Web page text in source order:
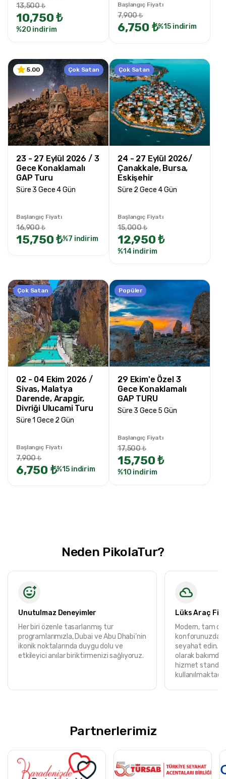
2 Gece 4 Gün
2 Gece 3 Gün
3 Gece 4 Gün
4 Gece 5 Gün
5 Gece 6 Gün
9 Gece 10 Gün
13,500 ₺
10,750 ₺
%20 indirim
Başlangıç Fiyatı
7,900 ₺
6,750 ₺%15 indirim
5.00 Çok Satan
23 - 27 Eylül 2026 / 3
Gece Konaklamalı
GAP Turu
Süre 3 Gece 4 Gün
Başlangıç Fiyatı
16,900 ₺
15,750 ₺%7 indirim
Çok Satan
24 - 27 Eylül 2026/
Çanakkale, Bursa,
Eskişehir
Süre 2 Gece 4 Gün
Başlangıç Fiyatı
15,000 ₺
12,950 ₺
%14 indirim
Çok Satan
02 - 04 Ekim 2026 /
Sivas, Malatya
Darende, Arapgir,
Divriği Ulucami Turu
Süre 1 Gece 2 Gün
Başlangıç Fiyatı
7,900 ₺
6,750 ₺%15 indirim
Popüler
29 Ekim'e Özel 3
Gece Konaklamalı
GAP TURU
Süre 3 Gece 5 Gün
Başlangıç Fiyatı
17,500 ₺
15,750 ₺
%10 indirim
Neden PikolaTur?
Unutulmaz Deneyimler
Her biri özenle tasarlanmış tur
programlarımızla, Dubai ve Abu Dhabi’nin
ikonik noktalarında duygu dolu ve
etkileyici anılar biriktirmenizi sağlıyoruz.
Lüks Araç
Modern, tam
seyahat edin.
olarak
hizmet
kullanılmaktadır.
Partnerlerimiz